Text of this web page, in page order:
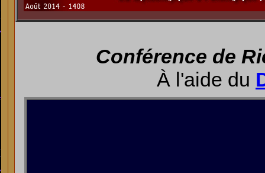
Conférence de
À l'aide du